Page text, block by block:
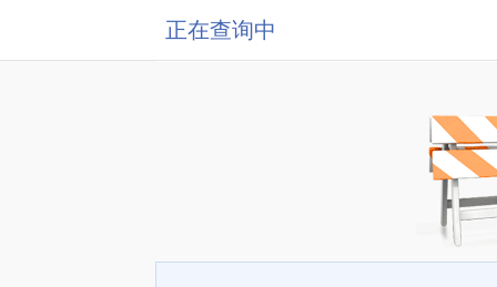
正在查询中